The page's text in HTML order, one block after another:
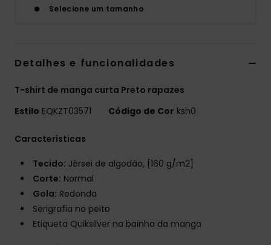
Selecione um tamanho
Detalhes e funcionalidades
T-shirt de manga curta Preto rapazes
Estilo EQKZT03571 Código de Cor ksh0
Características
Tecido: Jérsei de algodão, [160 g/m2]
Corte: Normal
Gola: Redonda
Serigrafia no peito
Etiqueta Quiksilver na bainha da manga